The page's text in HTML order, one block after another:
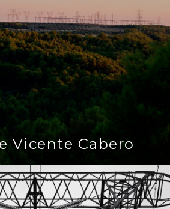
Vicente Cabero